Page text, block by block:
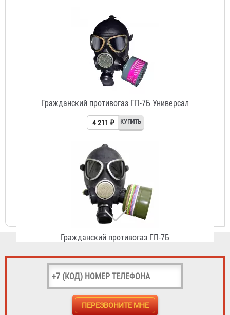
Гражданский противогаз ГП-7Б
5 913 ₽